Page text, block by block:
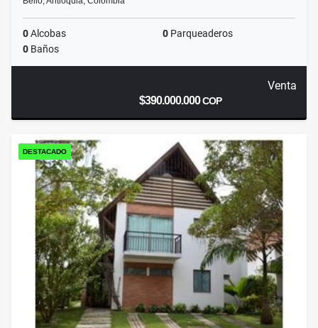
0Alcobas 0 Parqueaderos
0 Baños
Venta
$390.000.000COP
DESTACADO